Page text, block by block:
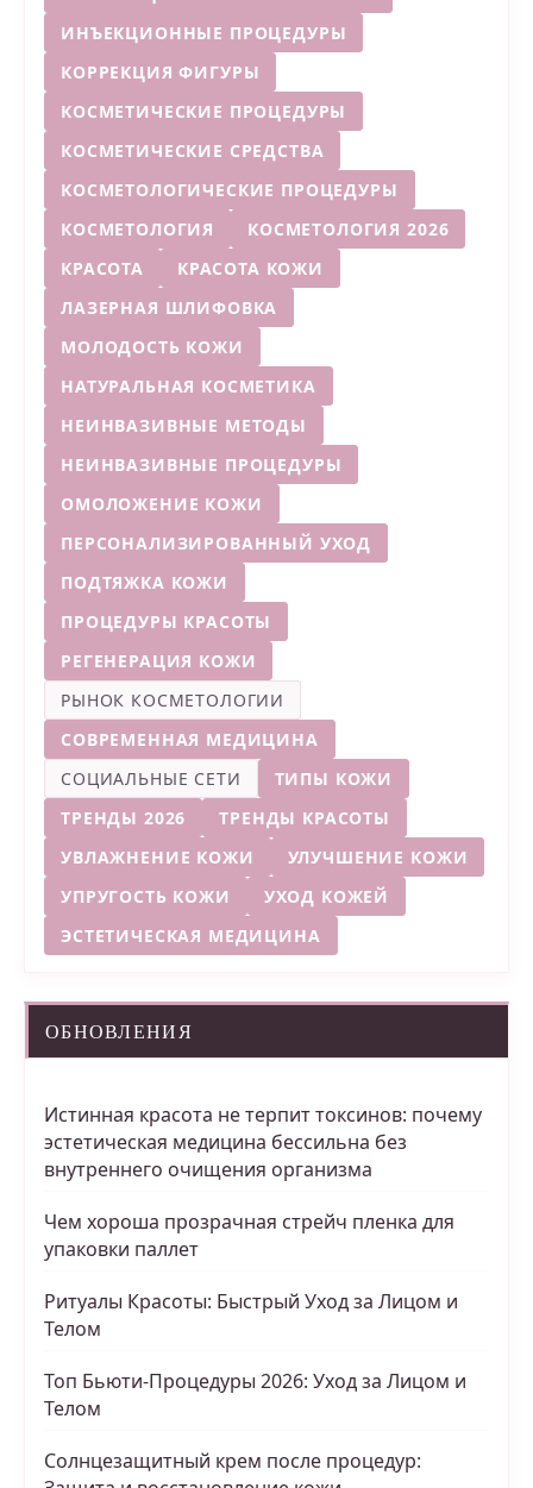
ИНЪЕКЦИОННЫЕ ПРОЦЕДУРЫ
КОРРЕКЦИЯ ФИГУРЫ
КОСМЕТИЧЕСКИЕ ПРОЦЕДУРЫ
КОСМЕТИЧЕСКИЕ СРЕДСТВА
КОСМЕТОЛОГИЧЕСКИЕ ПРОЦЕДУРЫ
КОСМЕТОЛОГИЯ
КОСМЕТОЛОГИЯ 2026
КРАСОТА
КРАСОТА КОЖИ
ЛАЗЕРНАЯ ШЛИФОВКА
МОЛОДОСТЬ КОЖИ
НАТУРАЛЬНАЯ КОСМЕТИКА
НЕИНВАЗИВНЫЕ МЕТОДЫ
НЕИНВАЗИВНЫЕ ПРОЦЕДУРЫ
ОМОЛОЖЕНИЕ КОЖИ
ПЕРСОНАЛИЗИРОВАННЫЙ УХОД
ПОДТЯЖКА КОЖИ
ПРОЦЕДУРЫ КРАСОТЫ
РЕГЕНЕРАЦИЯ КОЖИ
РЫНОК КОСМЕТОЛОГИИ
СОВРЕМЕННАЯ МЕДИЦИНА
СОЦИАЛЬНЫЕ СЕТИ
ТИПЫ КОЖИ
ТРЕНДЫ 2026
ТРЕНДЫ КРАСОТЫ
УВЛАЖНЕНИЕ КОЖИ
УЛУЧШЕНИЕ КОЖИ
УПРУГОСТЬ КОЖИ
УХОД КОЖЕЙ
ЭСТЕТИЧЕСКАЯ МЕДИЦИНА
ОБНОВЛЕНИЯ
Истинная красота не терпит токсинов: почему
эстетическая медицина бессильна без
внутреннего очищения организма
Чем хороша прозрачная стрейч пленка для
упаковки паллет
Ритуалы Красоты: Быстрый Уход за Лицом и
Телом
Топ Бьюти-Процедуры 2026: Уход за Лицом и
Телом
Солнцезащитный крем после процедур: